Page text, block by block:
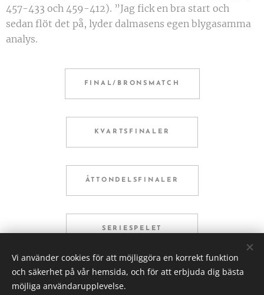
457-433 och 459-412). ”Jag fick en bra start och
sedan flöt det på, lyder dalmasens egen blygasamma
analys.
FINAL/BRONSMATCH
KVARTSFINALER
ÅTTONDELSFINALER
SERIESPELET
HEM
Vi använder cookies för att möjliggöra en korrekt funktion
och säkerhet på vår hemsida, och för att erbjuda dig bästa
möjliga användarupplevelse.